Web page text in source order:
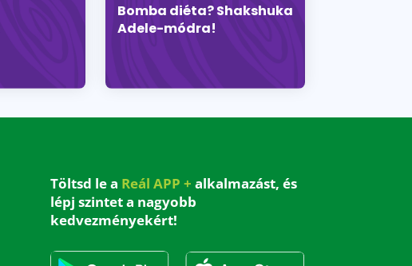
Bomba diéta? Shakshuka
Adele-módra!
Töltsd le a Reál APP + alkalmazást, és
lépj szintet a nagyobb
kedvezményekért!